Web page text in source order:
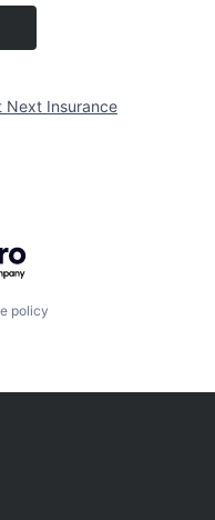
Next Insurance
policy